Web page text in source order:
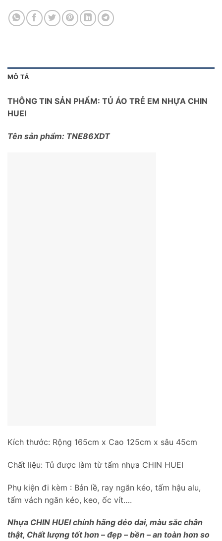
MÔ TẢ
THÔNG TIN SẢN PHẨM: TỦ ÁO TRẺ EM NHỰA CHIN
HUEI
Tên sản phẩm: TNE86XDT
Kích thước: Rộng 165cm x Cao 125cm x sâu 45cm
Chất liệu: Tủ được làm từ tấm nhựa CHIN HUEI
Phụ kiện đi kèm : Bản lề, ray ngăn kéo, tấm hậu alu,
tấm vách ngăn kéo, keo, ốc vít….
Nhựa CHIN HUEI chính hãng dẻo dai, màu sắc chân
thật, Chất lượng tốt hơn – đẹp – bền – an toàn hơn so